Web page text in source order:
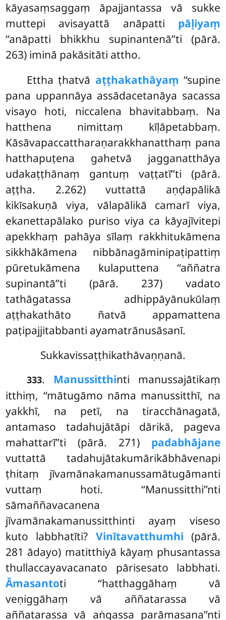
kāyasaṃsaggaṃ āpajjantassa vā sukke
muttepi avisayattā anāpatti pāḷiyaṃ
‘‘anāpatti bhikkhu supinantenā’’ti (pārā.
263) iminā pakāsitāti attho.
Ettha ṭhatvā aṭṭhakathāyaṃ ‘‘supine
pana uppannāya assādacetanāya sacassa
visayo hoti, niccalena bhavitabbaṃ. Na
hatthena nimittaṃ kīḷāpetabbaṃ.
Kāsāvapaccattharaṇarakkhanatthaṃ pana
hatthapuṭena gahetvā jagganatthāya
udakaṭṭhānaṃ gantuṃ vaṭṭatī’’ti (pārā.
aṭṭha. 2.262) vuttattā aṇḍapālikā
kikīsakuṇā viya, vālapālikā camarī viya,
ekanettapālako puriso viya ca kāyajīvitepi
apekkhaṃ pahāya sīlaṃ rakkhitukāmena
sikkhākāmena nibbānagāminipaṭipattiṃ
pūretukāmena kulaputtena ‘‘aññatra
supinantā’’ti (pārā. 237) vadato
tathāgatassa adhippāyānukūlaṃ
aṭṭhakathāto ñatvā appamattena
paṭipajjitabbanti ayamatrānusāsanī.
Sukkavissaṭṭhikathāvaṇṇanā.
333. Manussitthinti manussajātikaṃ
itthiṃ, ‘‘mātugāmo nāma manussitthī, na
yakkhī, na petī, na tiracchānagatā,
antamaso tadahujātāpi dārikā, pageva
mahattarī’’ti (pārā. 271) padabhājane
vuttattā tadahujātakumārikābhāvenapi
ṭhitaṃ jīvamānakamanussamātugāmanti
vuttaṃ hoti. ‘‘Manussitthi’’nti
sāmaññavacanena
jīvamānakamanussitthinti ayaṃ viseso
kuto labbhatīti? Vinītavatthumhi (pārā.
281 ādayo) matitthiyā kāyaṃ phusantassa
thullaccayavacanato pārisesato labbhati.
Āmasantoti ‘‘hatthaggāhaṃ vā
veṇiggāhaṃ vā aññatarassa vā
aññatarassa vā aṅgassa parāmasana’’nti